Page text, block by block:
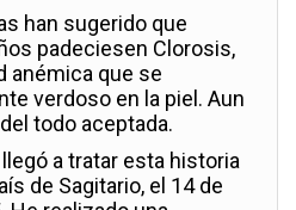
han sugerido que
padeciesen Clorosis,
anémica que se
verdoso en la piel. Aun
todo aceptada.
a tratar esta historia
de Sagitario, el 14 de